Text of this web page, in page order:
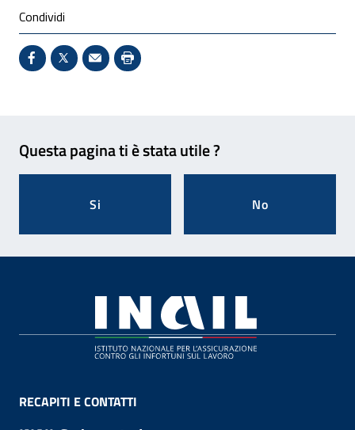
Condividi
Condividi su Facebook - Sito esterno - Apertura in
X - Sito esterno - Apertura in nuova finestra
Invio Mail: apre il programma di posta
Stampa pagina: scelta meno
Questa pagina ti è stata utile ?
Si No
RECAPITI E CONTATTI